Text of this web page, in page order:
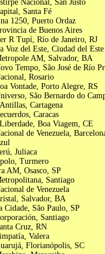
Nacional, San Justo
Santa Fé
1250, Puerto Ordaz
de Buenos Aires
R Tupí, Río de Janeiro, RJ
Voz del Este, Ciudad del Este
AM, Salvador, BA
Tempo, São José de Río
Rosario
Vontade, Porto Alegre, RS
São Bernardo do
Cartagena
Caracas
Boa Viagem, CE
de Venezuela,
Juliaca
Turmero
AM, Osasco, SP
Santiago
de Venezuela
Salvador, BA
Cidade, São Paulo, SP
Santiago
Cruz, RN
Valera
Florianópolis, SC